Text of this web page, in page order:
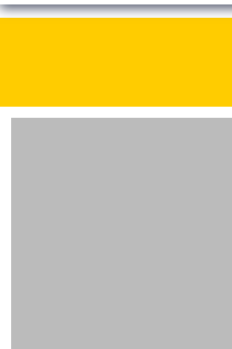
Azienda
Contenuti in